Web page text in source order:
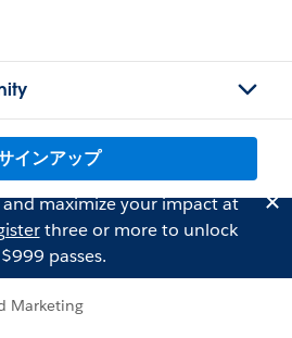
インアップ
maximize your impact at
three or more to unlock
$999 passes.
Marketing